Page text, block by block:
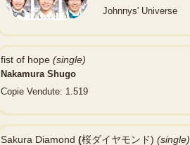
Johnnys' Universe
fist of hope (single)
Nakamura Shugo
Copie Vendute: 1.519
Sakura Diamond (桜ダイヤモンド) (single)